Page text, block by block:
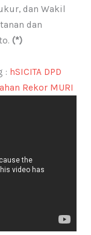
dan Wakil
dan
(*)
: hSICITA DPD
Rekor MURI